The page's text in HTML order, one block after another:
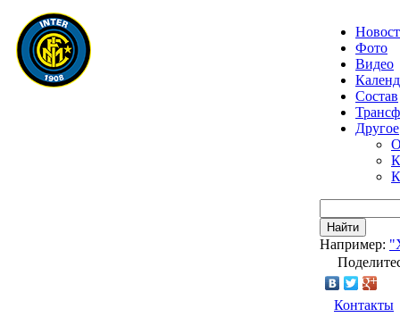
Фото
Видео
Состав
Другое
Найти
Например:
Контакты